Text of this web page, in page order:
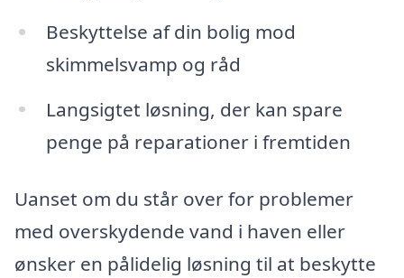
Beskyttelse af din bolig mod
skimmelsvamp og råd
Langsigtet løsning, der kan spare
penge på reparationer i fremtiden
Uanset om du står over for problemer
med overskydende vand i haven eller
ønsker en pålidelig løsning til at beskytte